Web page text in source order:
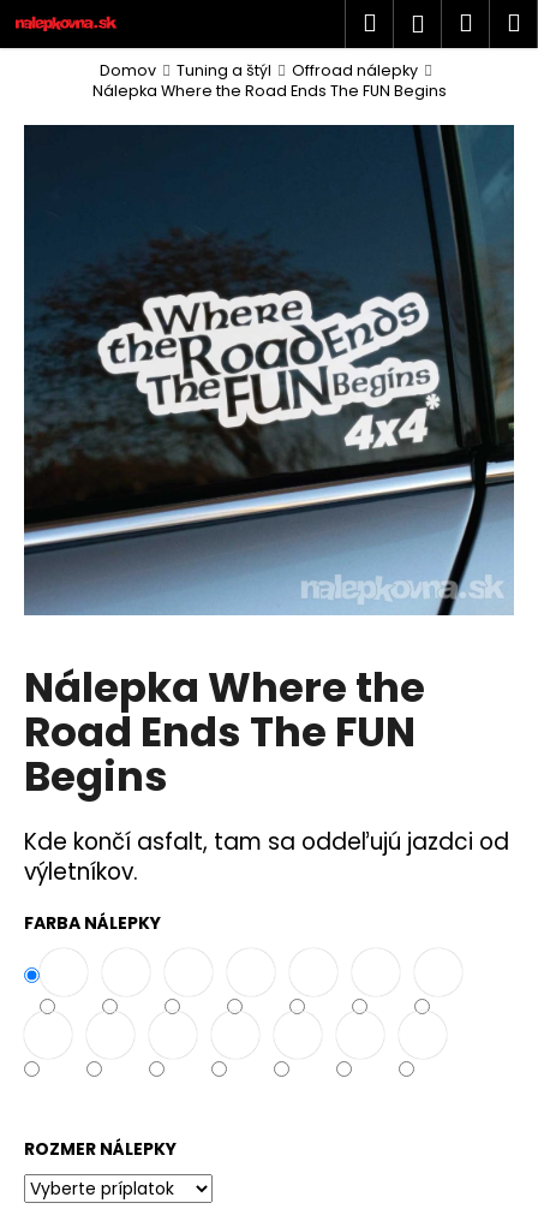
Prejsť
na
obsah
Hľadať
Domov Tuning a štýl
Offroad nálepky
Nálepka Where the Road Ends The FUN Begins
Nálepka Where the
Road Ends The FUN
Begins
Kde končí asfalt, tam sa oddeľujú jazdci od
výletníkov.
FARBA NÁLEPKY
ROZMER NÁLEPKY
K
o Späť
Späť
Č
e
b
u
j
e
t
n
á
j
ť
?
O
p
r
ú
č
e